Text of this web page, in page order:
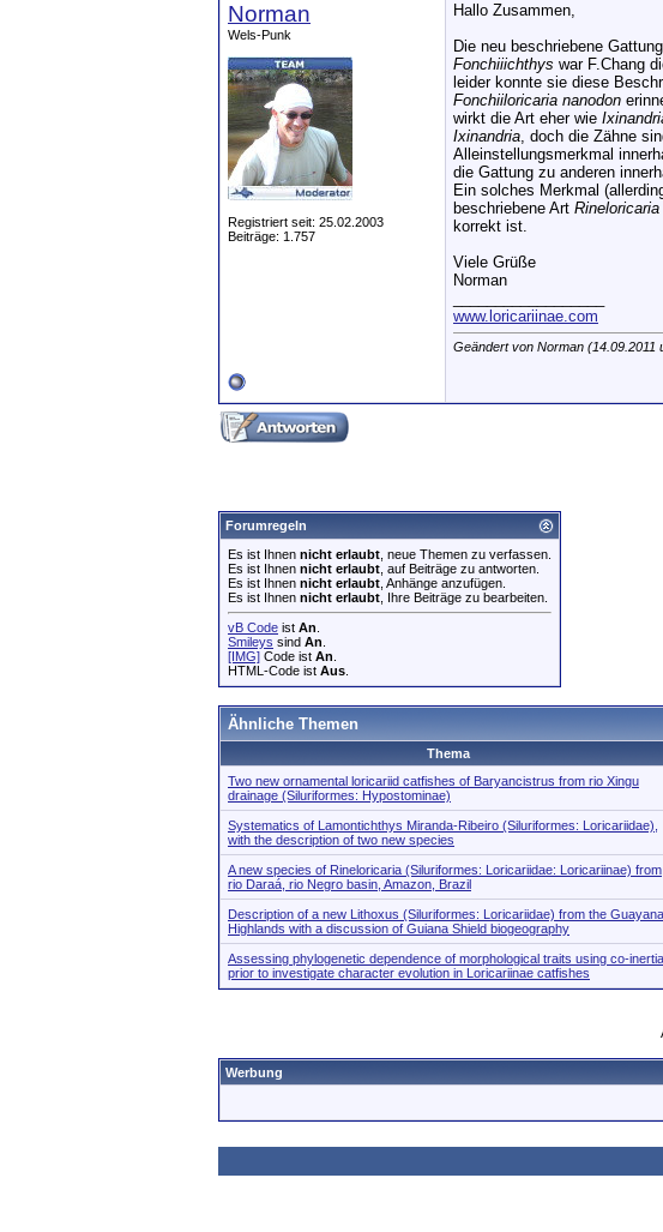
Norman
Wels-Punk
Registriert seit: 25.02.2003
Beiträge: 1.757
Hallo Zusammen,
Die neu beschriebene
Fonchiiichthys war F.Chang
leider konnte sie diese
Fonchiiloricaria nanodon
wirkt die Art eher wie
Ixinandria, doch die Zähne
Alleinstellungsmerkmal
die Gattung zu anderen
Ein solches Merkmal
beschriebene Art Rineloricaria
korrekt ist.
Viele Grüße
Norman
www.loricariinae.com
Geändert von Norman (14.09.2011
Forumregeln
Es ist Ihnen nicht erlaubt , neue Themen zu verfassen.
Es ist Ihnen nicht erlaubt , auf Beiträge zu antworten.
Es ist Ihnen nicht erlaubt , Anhänge anzufügen.
Es ist Ihnen nicht erlaubt , Ihre Beiträge zu bearbeiten.
vB Code ist An
Smileys sind An
[IMG] Code ist An
HTML-Code ist Aus
Ähnliche Themen
Thema
Two new ornamental loricariid catfishes of Baryancistrus from rio Xingu
drainage (Siluriformes: Hypostominae)
Systematics of Lamontichthys Miranda-Ribeiro (Siluriformes: Loricariidae),
with the description of two new species
A new species of Rineloricaria (Siluriformes: Loricariidae: Loricariinae) from
rio Daraá, rio Negro basin, Amazon, Brazil
Description of a new Lithoxus (Siluriformes: Loricariidae) from the Guayana
Highlands with a discussion of Guiana Shield biogeography
Assessing phylogenetic dependence of morphological traits using co-inertia
prior to investigate character evolution in Loricariinae catfishes
Werbung